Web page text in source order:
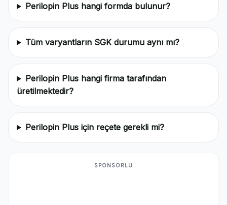
Perilopin Plus hangi formda bulunur?
Tüm varyantların SGK durumu aynı mı?
Perilopin Plus hangi firma tarafından
üretilmektedir?
Perilopin Plus için reçete gerekli mi?
SPONSORLU